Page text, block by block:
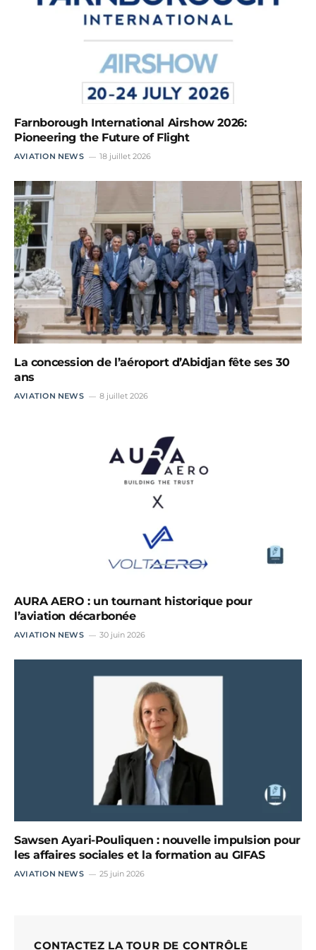
Farnborough International Airshow 2026:
Pioneering the Future of Flight
AVIATION NEWS 18 juillet 2026
La concession de l’aéroport d’Abidjan fête ses 30
ans
AVIATION NEWS 8 juillet 2026
AURA AERO : un tournant historique pour
l’aviation décarbonée
AVIATION NEWS 30 juin 2026
Sawsen Ayari-Pouliquen : nouvelle impulsion pour
les affaires sociales et la formation au GIFAS
AVIATION NEWS 25 juin 2026
CONTACTEZ LA TOUR DE CONTRÔLE